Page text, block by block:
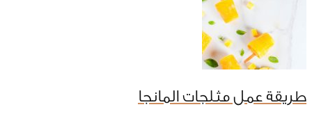
طريقة عمل مثلجات المانجا